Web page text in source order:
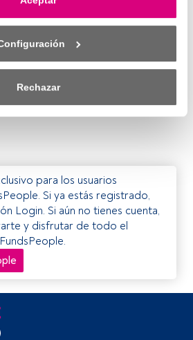
en el enlace «Preferencias de
en la parte inferior de la página
web). Tus opciones tendrán
política de privacidad.
del dispositivo para su
la información en un dispositivo
Rechazar
para los usuarios
Si ya estás registrado,
Login. Si aún no tienes cuenta,
y disfrutar de todo el